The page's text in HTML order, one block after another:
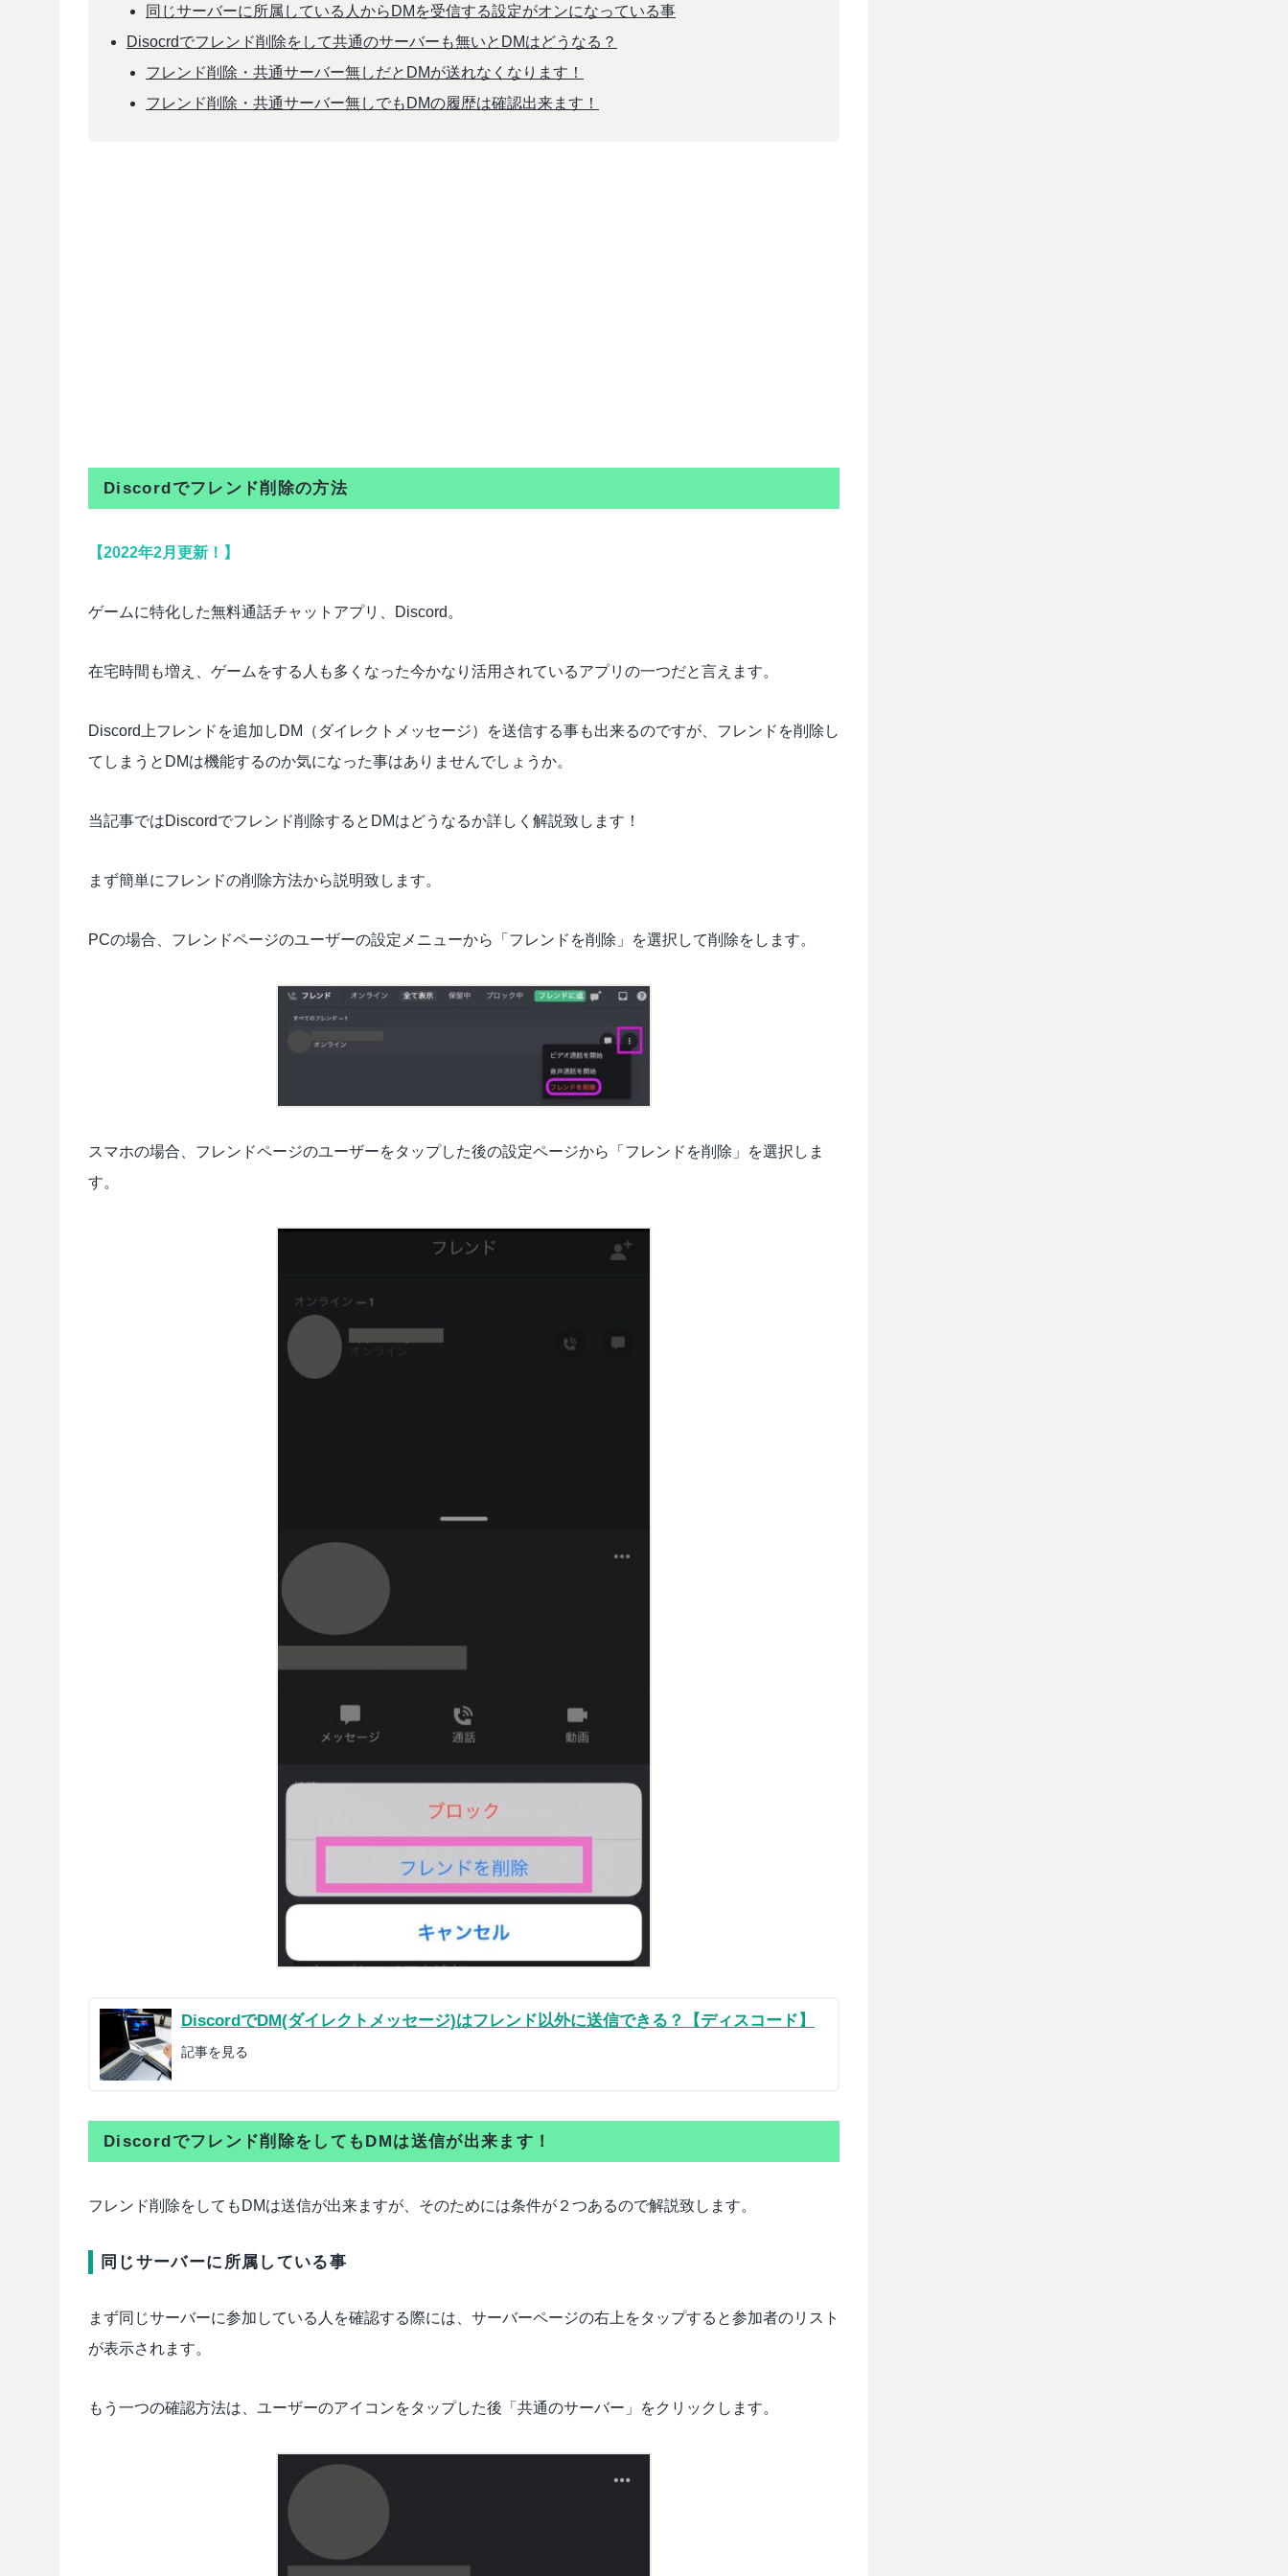
同じサーバーに所属している人からDMを受信する設定がオンになっている事
Disocrdでフレンド削除をして共通のサーバーも無いとDMはどうなる？
フレンド削除・共通サーバー無しだとDMが送れなくなります！
フレンド削除・共通サーバー無しでもDMの履歴は確認出来ます！
Discordでフレンド削除の方法
【2022年2月更新！】
ゲームに特化した無料通話チャットアプリ、Discord。
在宅時間も増え、ゲームをする人も多くなった今かなり活用されているアプリの一つだと言えます。
Discord上フレンドを追加しDM（ダイレクトメッセージ）を送信する事も出来るのですが、フレンドを削除し
てしまうとDMは機能するのか気になった事はありませんでしょうか。
当記事ではDiscordでフレンド削除するとDMはどうなるか詳しく解説致します！
まず簡単にフレンドの削除方法から説明致します。
PCの場合、フレンドページのユーザーの設定メニューから「フレンドを削除」を選択して削除をします。
スマホの場合、フレンドページのユーザーをタップした後の設定ページから「フレンドを削除」を選択しま
す。
DiscordでDM(ダイレクトメッセージ)はフレンド以外に送信できる？【ディスコード】
記事を見る
Discordでフレンド削除をしてもDMは送信が出来ます！
フレンド削除をしてもDMは送信が出来ますが、そのためには条件が２つあるので解説致します。
同じサーバーに所属している事
まず同じサーバーに参加している人を確認する際には、サーバーページの右上をタップすると参加者のリスト
が表示されます。
もう一つの確認方法は、ユーザーのアイコンをタップした後「共通のサーバー」をクリックします。